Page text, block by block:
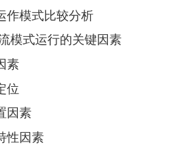
作模式比较分析
模式运行的关键因素
素
位
因素
性因素